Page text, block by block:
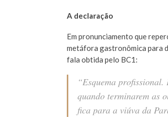
A declaração
Em pronunciamento que
metáfora gastronômica para
fala obtida pelo BC1:
“Esquema
quando terminarem as
fica para a viúva da